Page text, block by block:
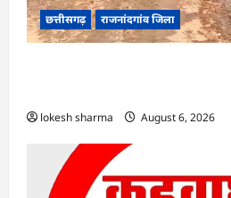
छत्तीसगढ़ राजनांदगांव जिला
lokesh sharma August 6, 2026